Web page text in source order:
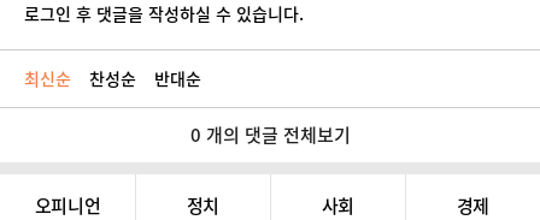
로그인 후 댓글을 작성하실 수 있습니다.
최신순 찬성순 반대순
0 개의 댓글 전체보기
오피니언 정치 사회 경제